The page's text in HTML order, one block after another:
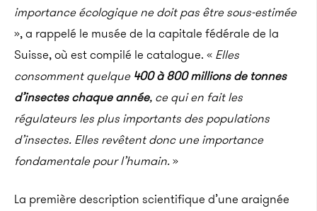
importance écologique ne doit pas être sous-estimée
», a rappelé le musée de la capitale fédérale de la
Suisse, où est compilé le catalogue. « Elles
consomment quelque 400 à 800 millions de tonnes
d’insectes chaque année, ce qui en fait les
régulateurs les plus importants des populations
d’insectes. Elles revêtent donc une importance
fondamentale pour l’humain.»
La première description scientifique d’une araignée